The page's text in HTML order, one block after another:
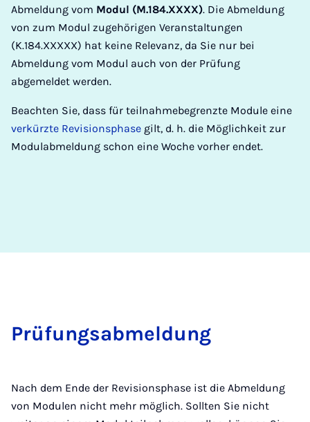
Abmeldung vom Modul (M.184.XXXX). Die Abmeldung
von zum Modul zugehörigen Veranstaltungen
(K.184.XXXXX) hat keine Relevanz, da Sie nur bei
Abmeldung vom Modul auch von der Prüfung
abgemeldet werden.
Beachten Sie, dass für teilnahmebegrenzte Module eine
verkürzte Revisionsphase gilt, d. h. die Möglichkeit zur
Modulabmeldung schon eine Woche vorher endet.
Prü­fungs­ab­mel­dung
Nach dem Ende der Revisionsphase ist die Abmeldung
von Modulen nicht mehr möglich. Sollten Sie nicht